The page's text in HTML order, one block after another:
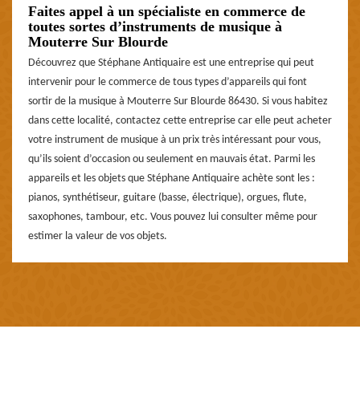
Faites appel à un spécialiste en commerce de
toutes sortes d’instruments de musique à
Mouterre Sur Blourde
Découvrez que Stéphane Antiquaire est une entreprise qui peut
intervenir pour le commerce de tous types d’appareils qui font
sortir de la musique à Mouterre Sur Blourde 86430. Si vous habitez
dans cette localité, contactez cette entreprise car elle peut acheter
votre instrument de musique à un prix très intéressant pour vous,
qu’ils soient d’occasion ou seulement en mauvais état. Parmi les
appareils et les objets que Stéphane Antiquaire achète sont les :
pianos, synthétiseur, guitare (basse, électrique), orgues, flute,
saxophones, tambour, etc. Vous pouvez lui consulter même pour
estimer la valeur de vos objets.